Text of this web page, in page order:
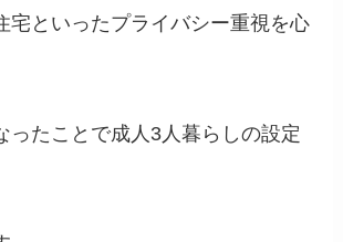
宅といったプライバシー重視を心
ったことで成人3人暮らしの設定